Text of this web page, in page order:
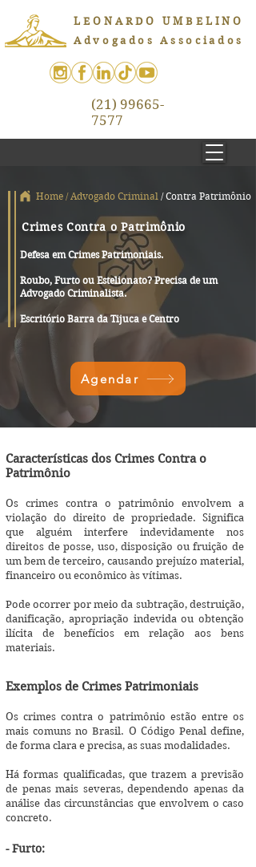
LEONARDO UMBELINO
Advogados Associados
(21) 99665-
7577
Home /Advogado Criminal / Contra Patrimônio
Crimes Contra o Patrimônio
Defesa em Crimes Patrimoniais.
Roubo, Furto ou Estelionato? Precisa de um
Advogado Criminalista.
Escritório Barra da Tijuca e Centro
Agendar
Características dos Crimes Contra o
Patrimônio
Os crimes contra o patrimônio envolvem a
violação do direito de propriedade. Significa
que alguém interfere indevidamente nos
direitos de posse, uso, disposição ou fruição de
um bem de terceiro, causando prejuízo material,
financeiro ou econômico às vítimas.
Pode ocorrer por meio da subtração, destruição,
danificação, apropriação indevida ou obtenção
ilícita de benefícios em relação aos bens
materiais.
Exemplos de Crimes Patrimoniais
Os crimes contra o patrimônio estão entre os
mais comuns no Brasil. O Código Penal define,
de forma clara e precisa, as suas modalidades.
Há formas qualificadas, que trazem a previsão
de penas mais severas, dependendo apenas da
análise das circunstâncias que envolvem o caso
concreto.
- Furto: